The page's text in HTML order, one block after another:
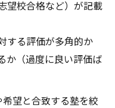
望校合格など）が記載
する評価が多角的か
か（過度に良い評価ば
望と合致する塾を絞